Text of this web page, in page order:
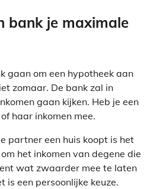
bank je maximale
gaan om een hypotheek aan
zomaar. De bank zal in
gaan kijken. Heb je een
haar inkomen mee.
partner een huis koopt is het
het inkomen van degene die
wat zwaarder mee te laten
is een persoonlijke keuze.